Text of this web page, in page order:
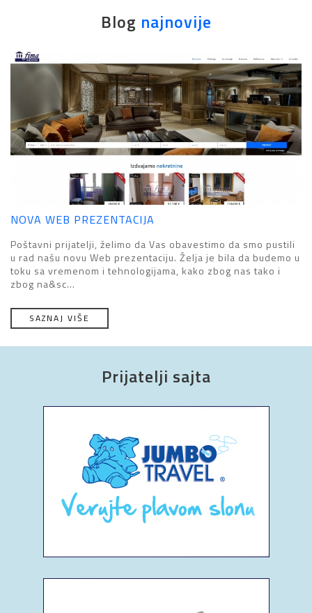
Blog najnovije
NOVA WEB PREZENTACIJA
Poštavni prijatelji, želimo da Vas obavestimo da smo pustili
u rad našu novu Web prezentaciju. Želja je bila da budemo u
toku sa vremenom i tehnologijama, kako zbog nas tako i
zbog na&sc...
SAZNAJ VIŠE
Prijatelji sajta